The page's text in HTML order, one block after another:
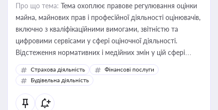
Про що тема: Тема охоплює правове регулювання оцінки
майна, майнових прав і професійної діяльності оцінювачів,
включно з кваліфікаційними вимогами, звітністю та
цифровими сервісами у сфері оціночної діяльності.
Відстеження нормативних і медійних змін у цій сфері
корисне для власника бізнесу, керівника, юриста або
бухгалтера під час оподаткування, приватизації, оренди
державного майна, корпоративних угод і перевірки
статусу суб'єктів оціночної діяльності
Страхова діяльність
Фінансові послуги
Будівельна діяльність